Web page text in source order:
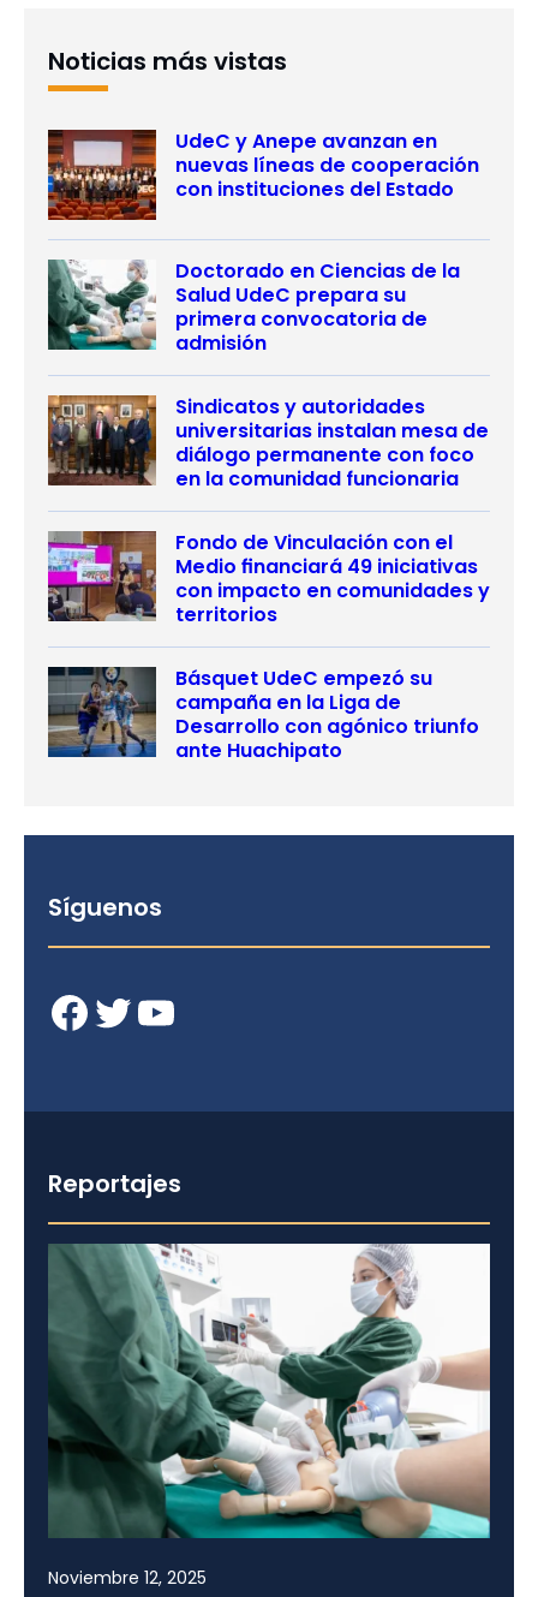
Noticias más vistas
UdeC y Anepe avanzan en
nuevas líneas de cooperación
con instituciones del Estado
Doctorado en Ciencias de la
Salud UdeC prepara su
primera convocatoria de
admisión
Sindicatos y autoridades
universitarias instalan mesa de
diálogo permanente con foco
en la comunidad funcionaria
Fondo de Vinculación con el
Medio financiará 49 iniciativas
con impacto en comunidades y
territorios
Básquet UdeC empezó su
campaña en la Liga de
Desarrollo con agónico triunfo
ante Huachipato
Síguenos
Facebook Twitter YouTube
Reportajes
Noviembre 12, 2025